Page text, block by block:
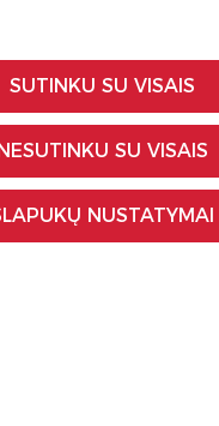
standartai
SUTINKU SU VISAIS
SU VISAIS
NUSTATYMAI